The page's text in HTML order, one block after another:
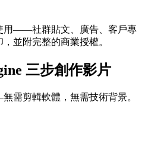
用——社群貼文、廣告、客戶專
並附完整的商業授權。
三步創作影片
需剪輯軟體，無需技術背景。